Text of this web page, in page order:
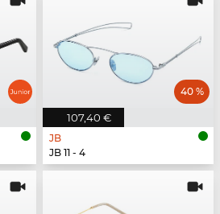
107,40 €
40 %
JB
JB 11 - 4